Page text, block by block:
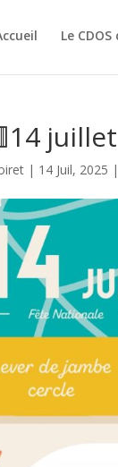
Le
| 14 Juil, 2025 |